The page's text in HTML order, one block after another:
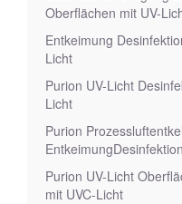
Oberflächen mit UV-
Entkeimung
Licht
Purion UV-Licht
Licht
Purion
Purion UV-Licht
mit UVC-Licht